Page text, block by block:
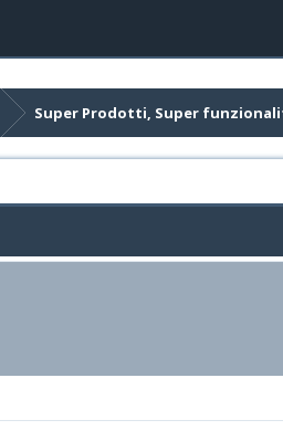
Super Prodotti, Super